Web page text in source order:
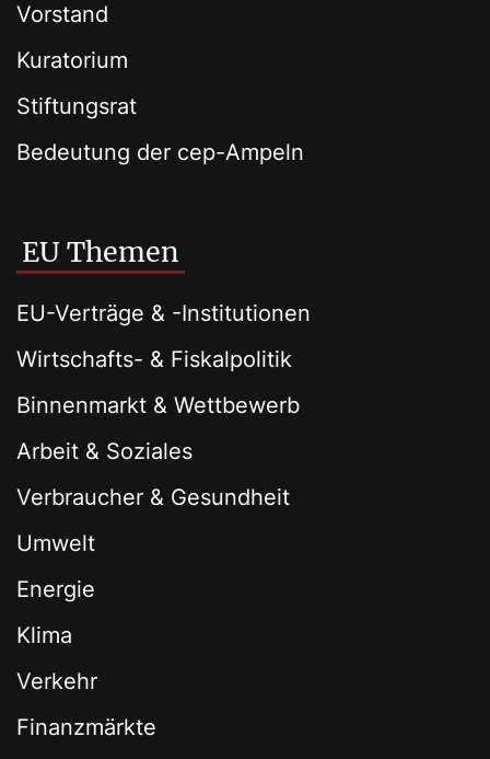
Vorstand
Kuratorium
Stiftungsrat
Bedeutung der cep-Ampeln
EU Themen
EU-Verträge & -Institutionen
Wirtschafts- & Fiskalpolitik
Binnenmarkt & Wettbewerb
Arbeit & Soziales
Verbraucher & Gesundheit
Umwelt
Energie
Klima
Verkehr
Finanzmärkte